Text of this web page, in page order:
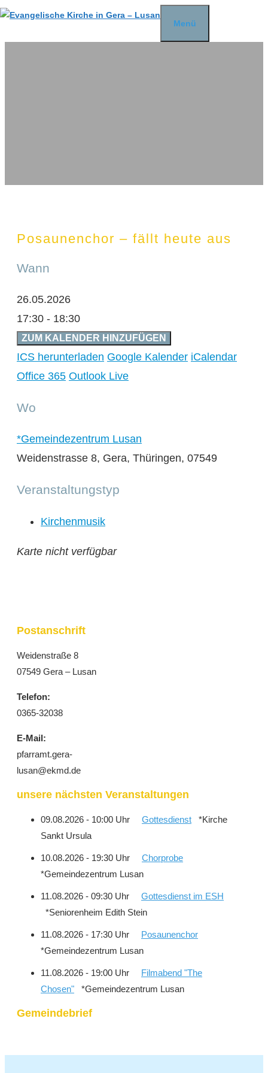
Zum
Menü
Posaunenchor – fällt heute aus
Wann
26.05.2026
17:30 - 18:30
ZUM KALENDER HINZUFÜGEN
ICS herunterladen Google Kalender iCalendar
Office 365 Outlook Live
Wo
*Gemeindezentrum Lusan
Weidenstrasse 8, Gera, Thüringen, 07549
Veranstaltungstyp
Kirchenmusik
Karte nicht verfügbar
Postanschrift
Weidenstraße 8
07549 Gera – Lusan
Telefon:
0365-32038
E-Mail:
pfarramt.gera-
lusan@ekmd.de
unsere nächsten Veranstaltungen
09.08.2026 - 10:00 Uhr Gottesdienst *Kirche
Sankt Ursula
10.08.2026 - 19:30 Uhr Chorprobe
*Gemeindezentrum Lusan
11.08.2026 - 09:30 Uhr Gottesdienst im ESH
*Seniorenheim Edith Stein
11.08.2026 - 17:30 Uhr
Posaunenchor
*Gemeindezentrum Lusan
11.08.2026 - 19:00 Uhr
Filmabend "The
Chosen" *Gemeindezentrum Lusan
Gemeindebrief